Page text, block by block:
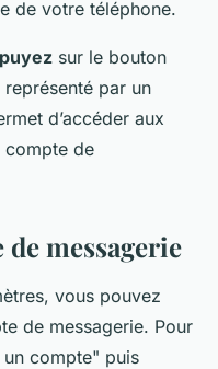
de votre téléphone.
sur le bouton
par un
d’accéder aux
compte de
messagerie
vous pouvez
de messagerie. Pour
compte" puis